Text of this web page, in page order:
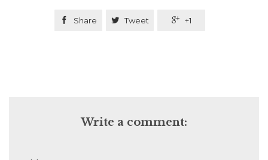
 Share  Tweet  +1
Write a comment: